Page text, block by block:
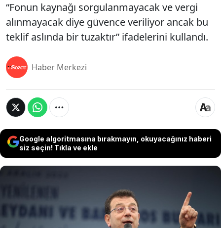
“Fonun kaynağı sorgulanmayacak ve vergi
alınmayacak diye güvence veriliyor ancak bu
teklif aslında bir tuzaktır” ifadelerini kullandı.
Haber Merkezi
Google algoritmasına bırakmayın, okuyacağınız haberi
siz seçin! Tıkla ve ekle
Tutuklu İBB Başkanı Ekrem İmamoğlu, TBMM’de
kabul edilen AKP’nin “varlık barışı”
düzenlemesine ilişkin yaptığı açıklamada,